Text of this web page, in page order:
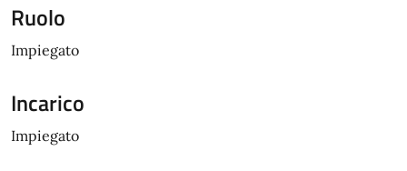
Ruolo
Impiegato
Incarico
Impiegato